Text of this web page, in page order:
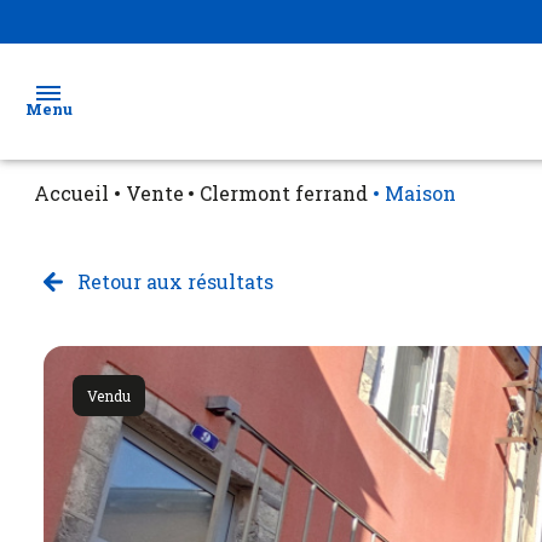
Menu
Locations
Biens
vendus
Estimation
Gestion
Accueil Vente Clermont ferrand Maison
Retour aux résultats
Vendu